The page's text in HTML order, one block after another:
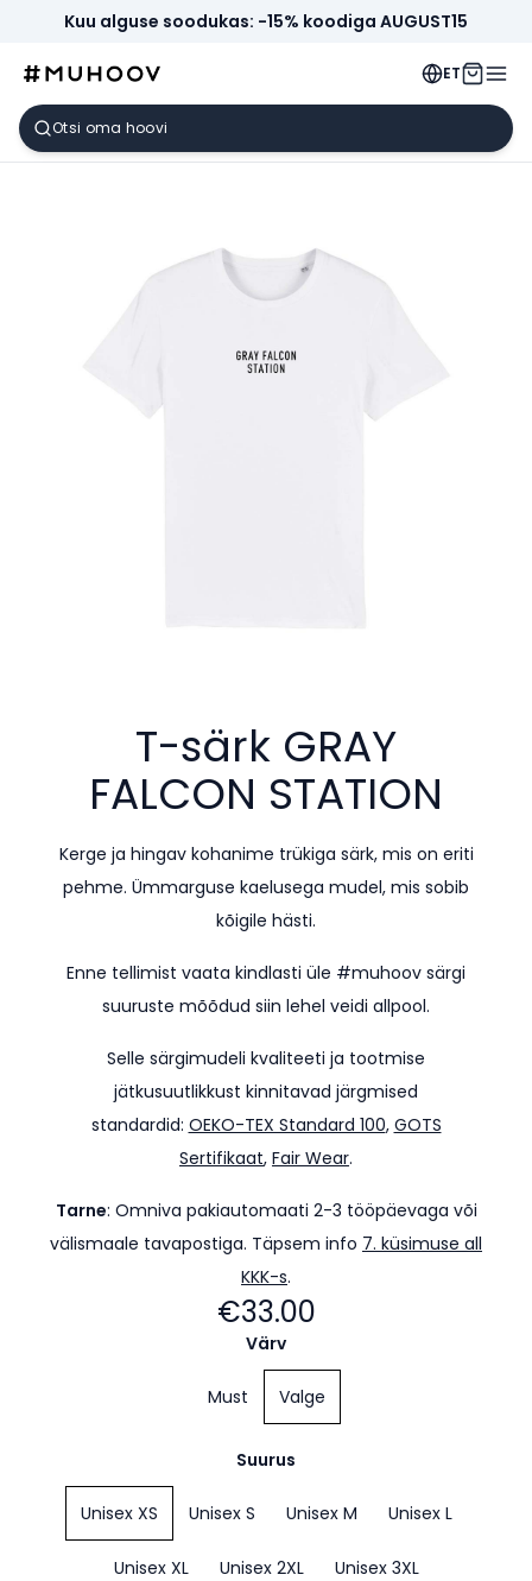
Kuu alguse soodukas: -15% koodiga AUGUST15
ET
T-särk GRAY
FALCON STATION
Kerge ja hingav kohanime trükiga särk, mis on eriti
pehme. Ümmarguse kaelusega mudel, mis sobib
kõigile hästi.
Enne tellimist vaata kindlasti üle #muhoov särgi
suuruste mõõdud siin lehel veidi allpool.
Selle särgimudeli kvaliteeti ja tootmise
jätkusuutlikkust kinnitavad järgmised
standardid: OEKO-TEX Standard 100, GOTS
Sertifikaat, Fair Wear.
Tarne: Omniva pakiautomaati 2-3 tööpäevaga või
välismaale tavapostiga. Täpsem info 7. küsimuse all
KKK-s.
€33.00
Värv
Must Valge
Suurus
Unisex XS Unisex S Unisex M Unisex L
Unisex XL Unisex 2XL Unisex 3XL